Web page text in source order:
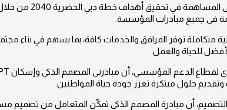
وأوضح الشحي أن
في جميع مبادرات المؤسسة.
توفر المرافق والخدمات كافة، بما يسهم في بناء
للحياة والعمل.
حلول مبتكرة تعزز جودة حياة المواطنين.
أن مبادرة المصمم الذكي تمكّن المتعامل من تصميم